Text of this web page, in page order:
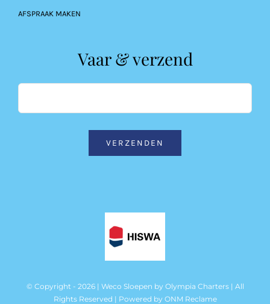
AFSPRAAK MAKEN
Vaar & verzend
VERZENDEN
© Copyright - 2026 | Weco Sloepen by Olympia Charters| All
Rights Reserved | Powered by ONM Reclame